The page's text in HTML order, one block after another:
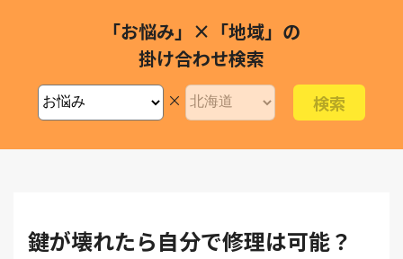
「お悩み」×「地域」の
掛け合わせ検索
×
鍵が壊れたら自分で修理は可能？